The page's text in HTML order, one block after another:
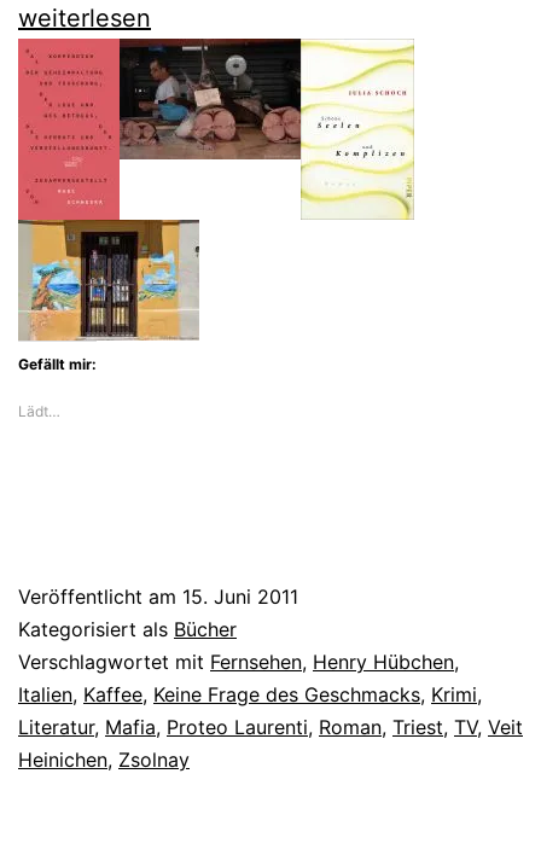
Mit
Espresso
schmeckt
der
neue
Veit
Heinichen
noch
besser
weiterlesen
Gefällt mir:
Lädt…
Veröffentlicht am 15. Juni 2011
Kategorisiert als Bücher
Verschlagwortet mit Fernsehen, Henry Hübchen,
Italien, Kaffee, Keine Frage des Geschmacks, Krimi,
Literatur, Mafia, Proteo Laurenti, Roman, Triest, TV, Veit
Heinichen, Zsolnay